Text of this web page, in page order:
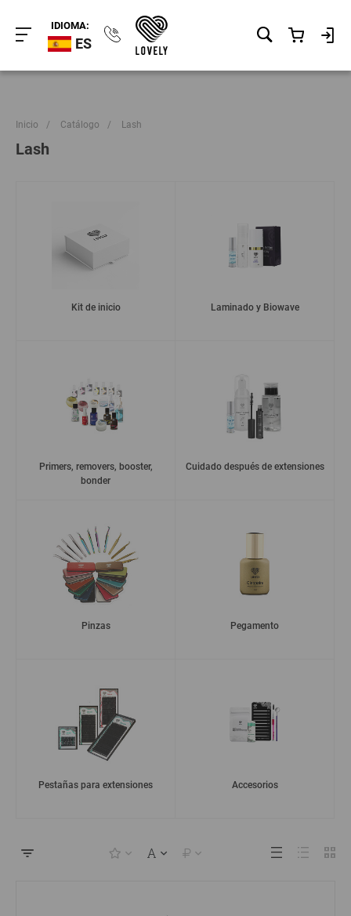
IDIOMA:
ES
Inicio / Catálogo / Lash
Lash
Kit de inicio Laminado y Biowave
Primers, removers, booster,
bonder
Cuidado después de extensiones
Pinzas Pegamento
Pestañas para extensiones Accesorios